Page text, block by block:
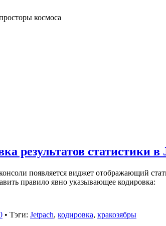
космоса
результатов статистики в
появляется виджет отображающий
правило явно указывающее кодировка:
• Тэги: Jetpach, кодировка, кракозябры